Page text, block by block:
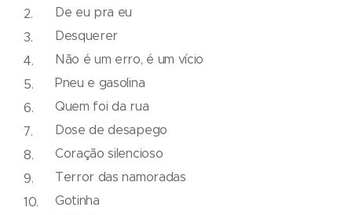
De eu pra eu
Desquerer
Não é um erro, é um vício
Pneu e gasolina
Quem foi da rua
Dose de desapego
Coração silencioso
Terror das namoradas
Gotinha